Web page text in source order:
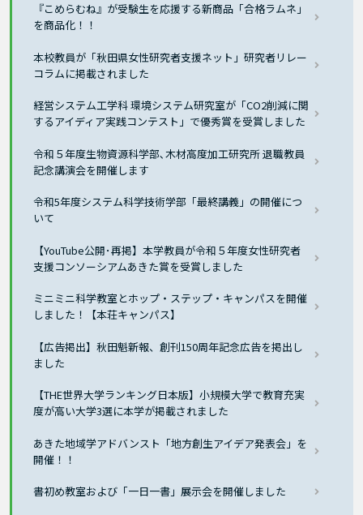
『こめらむね』が受験生を応援する新商品「合格ラムネ」
を商品化！！
本校教員が「秋田県女性研究者支援ネット」研究者リレー
コラムに掲載されました
経営システム工学科 環境システム研究室が「CO2削減に関
するアイディア実践コンテスト」で優秀賞を受賞しました
令和５年度生物資源科学部､木材高度加工研究所 退職教員
記念講演会を開催します
令和5年度システム科学技術学部「最終講義」の開催につ
いて
【YouTube公開･再掲】本学教員が令和５年度女性研究者
支援コンソーシアムあきた賞を受賞しました
ミニミニ科学教室とホップ・ステップ・キャンパスを開催
しました！【本荘キャンパス】
【広告掲出】秋田魁新報、創刊150周年記念広告を掲出し
ました
【THE世界大学ランキング日本版】小規模大学で教育充実
度が高い大学3選に本学が掲載されました
あきた地域学アドバンスト「地方創生アイデア発表会」を
開催！！
書初め教室および「一日一書」展示会を開催しました